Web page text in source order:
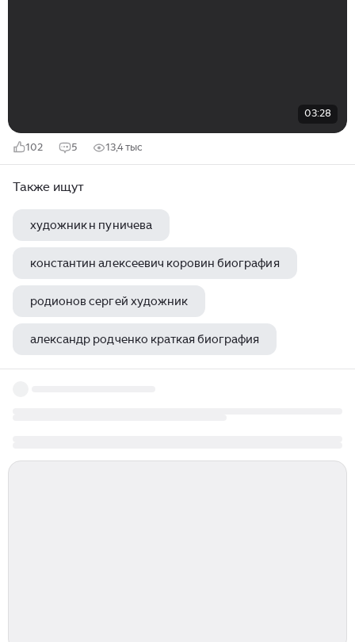
03:28
102 5 13,4 тыс
Также ищут
художник н пуничева
константин алексеевич коровин биография
родионов сергей художник
александр родченко краткая биография